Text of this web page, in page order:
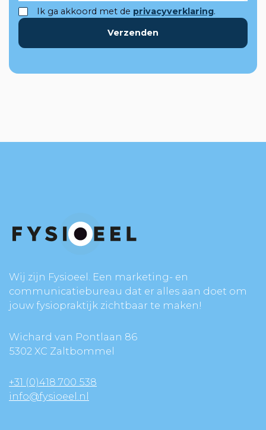
Ik ga akkoord met de privacyverklaring.
Verzenden
Wij zijn Fysioeel. Een marketing- en
communicatiebureau dat er alles aan doet om
jouw fysiopraktijk zichtbaar te maken!
Wichard van Pontlaan 86
5302 XC Zaltbommel
+31 (0)418 700 538
info@fysioeel.nl